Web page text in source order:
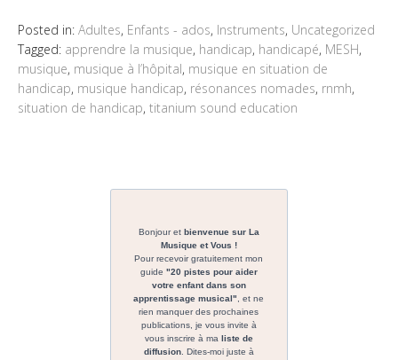
Posted in: Adultes, Enfants - ados, Instruments, Uncategorized
Tagged: apprendre la musique, handicap, handicapé, MESH,
musique, musique à l’hôpital, musique en situation de
handicap, musique handicap, résonances nomades, rnmh,
situation de handicap, titanium sound education